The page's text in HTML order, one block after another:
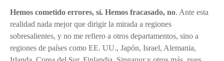
Hemos cometido errores, sí. Hemos fracasado, no. Ante esta
realidad nada mejor que dirigir la mirada a regiones
sobresalientes, y no me refiero a otros departamentos, sino a
regiones de países como EE. UU., Japón, Israel, Alemania,